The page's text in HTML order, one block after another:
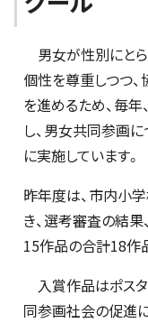
男女が性別にとら
個性を尊重しつつ
を進めるため、毎
し、男女共同参画
に実施しています。
昨年度は、市内小
き、選考審査の結
15作品の合計18作
入賞作品はポス
同参画社会の促進